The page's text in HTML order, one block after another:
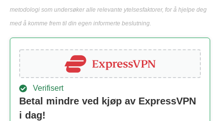
metodologi som undersøker alle relevante ytelsesfaktorer, for å hjelpe deg
med å komme frem til din egen informerte beslutning.
Verifisert
Betal mindre ved kjøp av ExpressVPN
i dag!